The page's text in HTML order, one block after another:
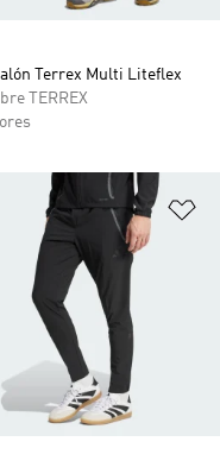
Terrex Multi Liteflex
TERREX
la lista de deseos